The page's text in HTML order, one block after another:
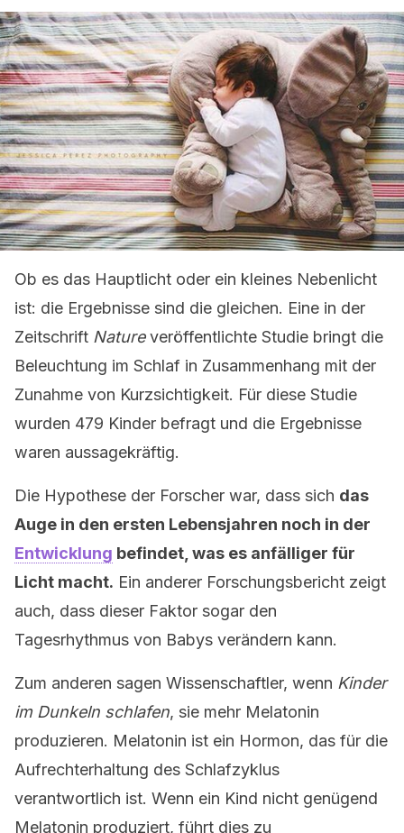
Ob es das Hauptlicht oder ein kleines Nebenlicht
ist: die Ergebnisse sind die gleichen. Eine in der
Zeitschrift Natureveröffentlichte Studie bringt die
Beleuchtung im Schlaf in Zusammenhang mit der
Zunahme von Kurzsichtigkeit. Für diese Studie
wurden 479 Kinder befragt und die Ergebnisse
waren aussagekräftig.
Die Hypothese der Forscher war, dass sich das
Auge in den ersten Lebensjahren noch in der
Entwicklung befindet, was es anfälliger für
Licht macht. Ein anderer Forschungsbericht zeigt
auch, dass dieser Faktor sogar den
Tagesrhythmus von Babys verändern kann.
Zum anderen sagen Wissenschaftler, wenn Kinder
im Dunkeln schlafen, sie mehr Melatonin
produzieren. Melatonin ist ein Hormon, das für die
Aufrechterhaltung des Schlafzyklus
verantwortlich ist. Wenn ein Kind nicht genügend
Melatonin produziert, führt dies zu